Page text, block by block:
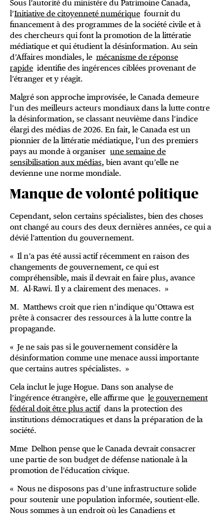
Sous l’autorité du ministère du Patrimoine Canada,
l’Initiative de citoyenneté numérique fournit du
financement à des programmes de la société civile et à
des chercheurs qui font la promotion de la littératie
médiatique et qui étudient la désinformation. Au sein
d’Affaires mondiales, le mécanisme de réponse
rapide identifie des ingérences ciblées provenant de
l’étranger et y réagit.
Malgré son approche improvisée, le Canada demeure
l’un des meilleurs acteurs mondiaux dans la lutte contre
la désinformation, se classant neuvième dans l’indice
élargi des médias de 2026. En fait, le Canada est un
pionnier de la littératie médiatique, l’un des premiers
pays au monde à organiser une semaine de
sensibilisation aux médias, bien avant qu’elle ne
devienne une norme mondiale.
Manque de volonté politique
Cependant, selon certains spécialistes, bien des choses
ont changé au cours des deux dernières années, ce qui a
dévié l’attention du gouvernement.
« Il n’a pas été aussi actif récemment en raison des
changements de gouvernement, ce qui est
compréhensible, mais il devrait en faire plus, avance
M. Al-Rawi. Il y a clairement des menaces. »
M. Matthews croit que rien n’indique qu’Ottawa est
prête à consacrer des ressources à la lutte contre la
propagande.
« Je ne sais pas si le gouvernement considère la
désinformation comme une menace aussi importante
que certains autres spécialistes. »
Cela inclut le juge Hogue. Dans son analyse de
l’ingérence étrangère, elle affirme que le gouvernement
fédéral doit être plus actif dans la protection des
institutions démocratiques et dans la préparation de la
société.
Mme Delhon pense que le Canada devrait consacrer
une partie de son budget de défense nationale à la
promotion de l’éducation civique.
« Nous ne disposons pas d’une infrastructure solide
pour soutenir une population informée, soutient-elle.
Nous sommes à un endroit où les Canadiens et